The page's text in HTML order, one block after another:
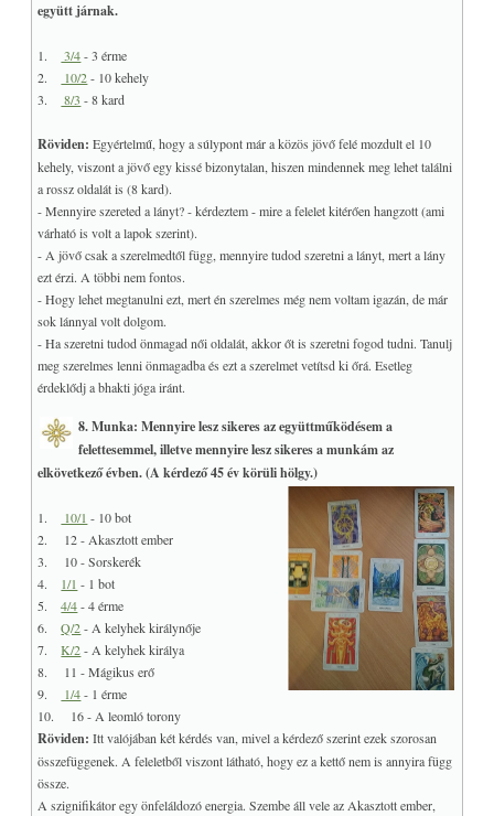
együtt járnak.
1. 3/4- 3 érme
2.
10/2- 10 kehely
3.
8/3 - 8 kard
Röviden: Egyértelmű, hogy a súlypont már a közös jövő felé mozdult el 10
kehely, viszont a jövő egy kissé bizonytalan, hiszen mindennek meg lehet találni
a rossz oldalát is (8 kard).
- Mennyire szereted a lányt? - kérdeztem - mire a felelet kitérően hangzott (ami
várható is volt a lapok szerint).
- A jövő csak a szerelmedtől függ, mennyire tudod szeretni a lányt, mert a lány
ezt érzi. A többi nem fontos.
- Hogy lehet megtanulni ezt, mert én szerelmes még nem voltam igazán, de már
sok lánnyal volt dolgom.
- Ha szeretni tudod önmagad női oldalát, akkor őt is szeretni fogod tudni. Tanulj
meg szerelmes lenni önmagadba és ezt a szerelmet vetítsd ki őrá. Esetleg
érdeklődj a bhakti jóga iránt.
8. Munka: Mennyire lesz sikeres az együttműködésem a
felettesemmel, illetve mennyire lesz sikeres a munkám az
elkövetkező évben. (A kérdező 45 év körüli hölgy.)
1. 10/1 - 10 bot
2. 12 - Akasztott ember
3. 10 - Sorskerék
4. 1/1 - 1 bot
5.4/4- 4 érme
6.Q/2- A kelyhek királynője
7.K/2- A kelyhek királya
8. 11 - Mágikus erő
9.
1/4- 1 érme
10. 16 - A leomló torony
Röviden: Itt valójában két kérdés van, mivel a kérdező szerint ezek szorosan
összefüggenek. A feleletből viszont látható, hogy ez a kettő nem is annyira függ
össze.
A szignifikátor egy önfeláldozó energia. Szembe áll vele az Akasztott ember,